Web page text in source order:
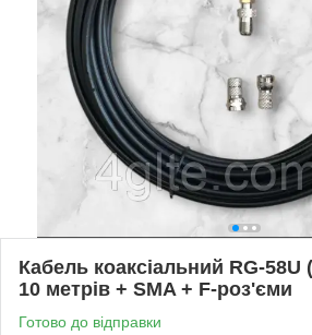
Кабель коаксіальний RG-
10 метрів + SMA + F-роз'єми
Готово до відправки